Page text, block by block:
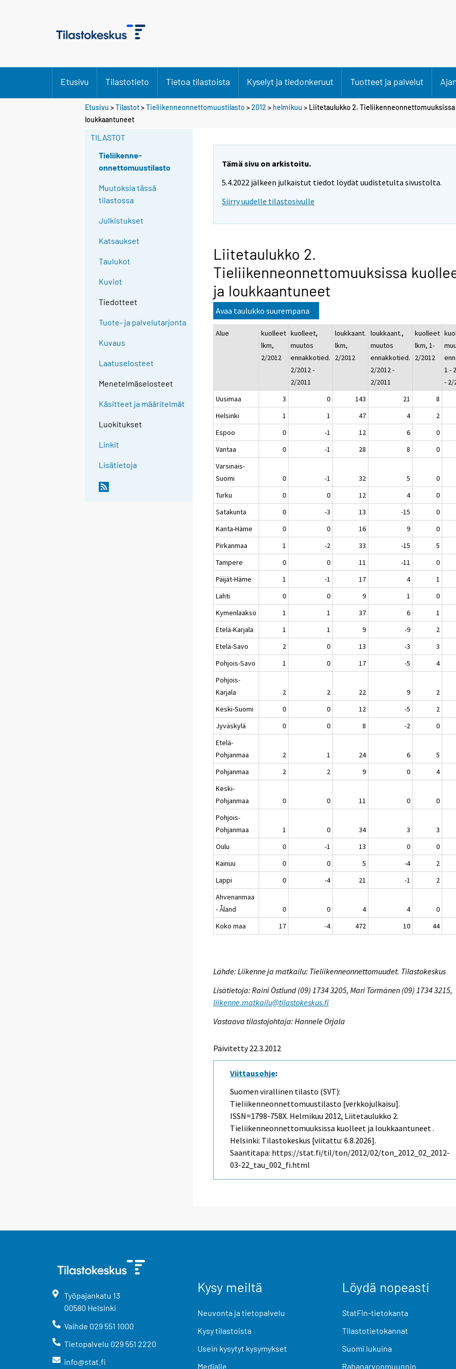
Etusivu Tilastotieto Tietoa tilastoista Kyselyt ja tiedonkeruut Tuotteet ja palvelut
Etusivu >Tilastot>Tieliikenneonnettomuustilasto >2012 > helmikuu > Liitetaulukko 2. Tieliikenneonnettomuuksissa
loukkaantuneet
TILASTOT
Tieliikenne-
onnettomuustilasto
Muutoksia tässä
tilastossa
Julkistukset
Katsaukset
Taulukot
Kuviot
Tiedotteet
Tuote- ja palvelutarjonta
Kuvaus
Laatuselosteet
Menetelmäselosteet
Käsitteet ja määritelmät
Luokitukset
Linkit
Lisätietoja
Tämä sivu on arkistoitu.
5.4.2022 jälkeen julkaistut tiedot löydät uudistetulta sivustolta.
Siirry uudelle tilastosivulle
Liitetaulukko 2.
Tieliikenneonnettomuuksissa
ja loukkaantuneet
Avaa taulukko suurempana
Alue
kuolleet
lkm,
2/2012
kuolleet,
muutos
ennakkotied.
2/2012 -
2/2011
loukkaant.
lkm,
2/2012
loukkaant.,
muutos
ennakkotied.
2/2012 -
2/2011
kuolleet
lkm, 1-
2/2012
1 -
- 2/
Uusimaa
3 0 143 21 8
Helsinki
1 1 47 4 2
Espoo
0 -1 12 6 0
Vantaa
0 -1 28 8 0
Varsinais-
Suomi
0 -1 32 5 0
Turku
0 0 12 4 0
Satakunta
0 -3 13 -15 0
Kanta-Häme
0 0 16 9 0
Pirkanmaa
1 -2 33 -15 5
Tampere
0 0 11 -11 0
Päijät-Häme
1 -1 17 4 1
Lahti
0 0 9 1 0
Kymenlaakso
1 1 37 6 1
Etelä-Karjala
1 1 9 -9 2
Etelä-Savo
2 0 13 -3 3
Pohjois-Savo
1 0 17 -5 4
Pohjois-
Karjala
2 2 22 9 2
Keski-Suomi
0 0 12 -5 2
Jyväskylä
0 0 8 -2 0
Etelä-
Pohjanmaa
2 1 24 6 5
Pohjanmaa
2 2 9 0 4
Keski-
Pohjanmaa
0 0 11 0 0
Pohjois-
Pohjanmaa
1 0 34 3 3
Oulu
0 -1 13 0 0
Kainuu
0 0 5 -4 2
Lappi
0 -4 21 -1 2
Ahvenanmaa
- Åland
0 0 4 4 0
Koko maa
17 -4 472 10 44
Lähde: Liikenne ja matkailu: Tieliikenneonnettomuudet. Tilastokeskus
Lisätietoja: Raini Östlund (09) 1734 3205, Mari Törmänen (09) 1734 3215,
liikenne.matkailu@tilastokeskus.fi
Vastaava tilastojohtaja: Hannele Orjala
Päivitetty 22.3.2012
Viittausohje:
Suomen virallinen tilasto (SVT):
Tieliikenneonnettomuustilasto [verkkojulkaisu].
ISSN=1798-758X. Helmikuu 2012, Liitetaulukko 2.
Tieliikenneonnettomuuksissa kuolleet ja loukkaantuneet .
Helsinki: Tilastokeskus [viitattu: 6.8.2026].
Saantitapa: https://stat.fi/til/ton/2012/02/ton_2012_02_2012-
03-22_tau_002_fi.html
Työpajankatu 13
00580 Helsinki
Vaihde 029 551 1000
Tietopalvelu 029 551 2220
info@stat.fi
Kysy meiltä
Neuvonta ja tietopalvelu
Kysy tilastoista
Usein kysytyt kysymykset
Medialle
Löydä nopeasti
StatFin-tietokanta
Tilastotietokannat
Suomi lukuina
Rahanarvonmuunnin